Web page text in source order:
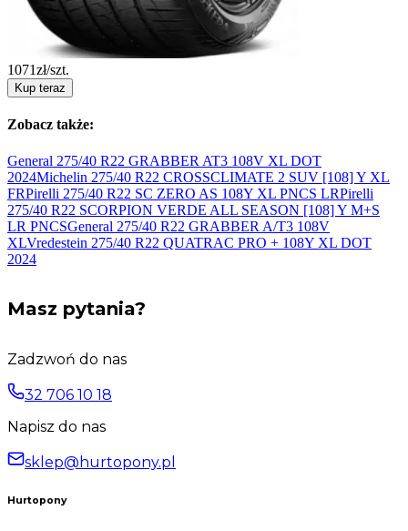
1071zł/szt.
Kup teraz
Zobacz także:
General 275/40 R22 GRABBER AT3 108V XL DOT
2024Michelin 275/40 R22 CROSSCLIMATE 2 SUV [108] Y XL
FRPirelli 275/40 R22 SC ZERO AS 108Y XL PNCS LRPirelli
275/40 R22 SCORPION VERDE ALL SEASON [108] Y M+S
LR PNCSGeneral 275/40 R22 GRABBER A/T3 108V
XLVredestein 275/40 R22 QUATRAC PRO + 108Y XL DOT
2024
Masz pytania?
Zadzwoń do nas
32 706 10 18
Napisz do nas
sklep@hurtopony.pl
Hurtopony